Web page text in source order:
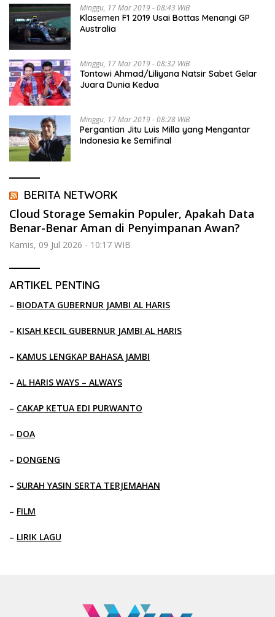
Minggu, 17 Mar 2019 - 08:43 WIB
Klasemen F1 2019 Usai Bottas Menangi GP
Australia
Minggu, 17 Mar 2019 - 08:32 WIB
Tontowi Ahmad/Liliyana Natsir Sabet Gelar
Juara Dunia Kedua
Minggu, 17 Mar 2019 - 08:28 WIB
Pergantian Jitu Luis Milla yang Mengantar
Indonesia ke Semifinal
BERITA NETWORK
Cloud Storage Semakin Populer, Apakah Data
Benar-Benar Aman di Penyimpanan Awan?
Kamis, 09 Jul 2026 - 10:17 WIB
ARTIKEL PENTING
– BIODATA GUBERNUR JAMBI AL HARIS
– KISAH KECIL GUBERNUR JAMBI AL HARIS
– KAMUS LENGKAP BAHASA JAMBI
– AL HARIS WAYS – ALWAYS
– CAKAP KETUA EDI PURWANTO
– DOA
– DONGENG
– SURAH YASIN SERTA TERJEMAHAN
– FILM
– LIRIK LAGU